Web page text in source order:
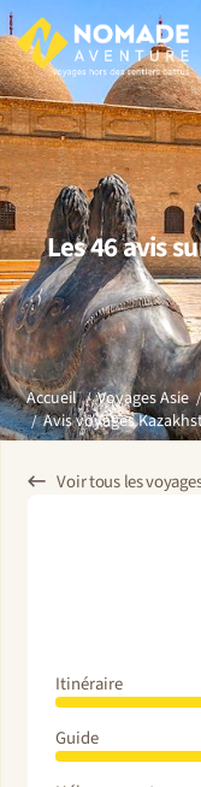
Les 46 avis
Accueil Voyages Asie
Avis voyages
Voir tous les
Itinéraire
Guide